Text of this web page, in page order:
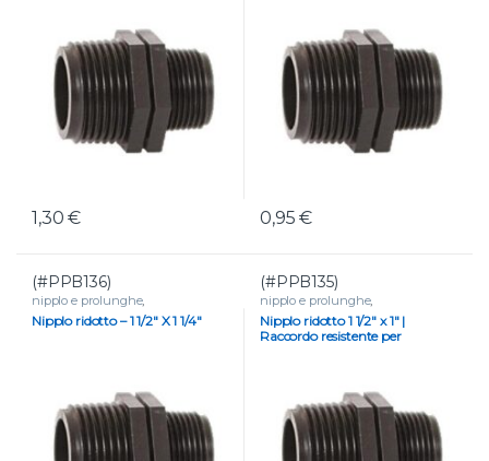
1,30€ 0,95€
(#PPB136)
nipplo e prolunghe,
RACCORDERIA ,Raccordi filettati
in polipropilene
Nipplo ridotto – 1 1/2″ X 1 1/4″
(#PPB135)
nipplo e prolunghe,
RACCORDERIA ,Raccordi filettati
in polipropilene
Nipplo ridotto 1 1/2″ x 1″ |
Raccordo resistente per